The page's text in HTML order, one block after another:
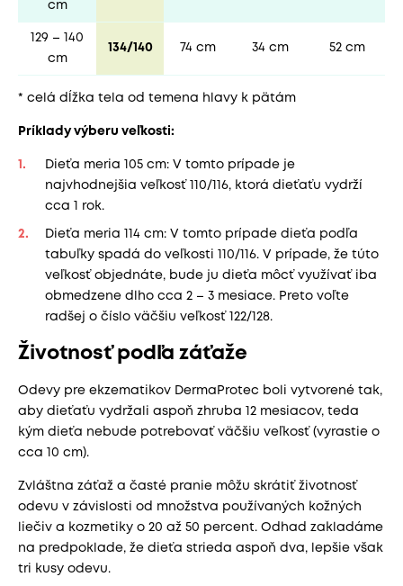
cm
129 – 140
cm
134/140 74 cm 34 cm 52 cm
* celá dĺžka tela od temena hlavy k pätám
Príklady výberu veľkosti:
Dieťa meria 105 cm: V tomto prípade je
najvhodnejšia veľkosť 110/116, ktorá dieťaťu vydrží
cca 1 rok.
Dieťa meria 114 cm: V tomto prípade dieťa podľa
tabuľky spadá do veľkosti 110/116. V prípade, že túto
veľkosť objednáte, bude ju dieťa môcť využívať iba
obmedzene dlho cca 2 – 3 mesiace. Preto voľte
radšej o číslo väčšiu veľkosť 122/128.
Životnosť podľa záťaže
Odevy pre ekzematikov DermaProtec boli vytvorené tak,
aby dieťaťu vydržali aspoň zhruba 12 mesiacov, teda
kým dieťa nebude potrebovať väčšiu veľkosť (vyrastie o
cca 10 cm).
Zvláštna záťaž a časté pranie môžu skrátiť životnosť
odevu v závislosti od množstva používaných kožných
liečiv a kozmetiky o 20 až 50 percent. Odhad zakladáme
na predpoklade, že dieťa strieda aspoň dva, lepšie však
tri kusy odevu.